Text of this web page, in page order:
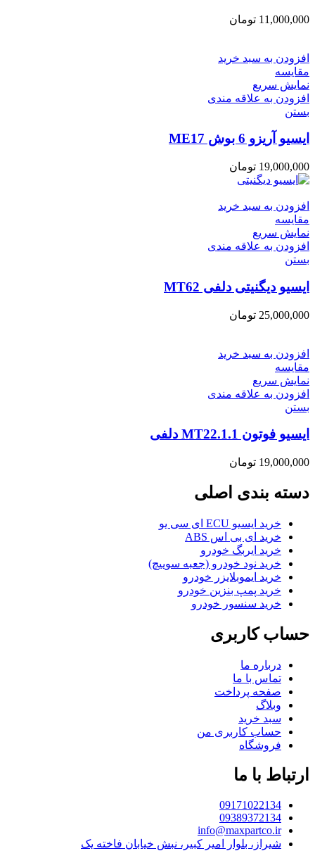
11,000,000 تومان
افزودن به سبد خرید
مقایسه
نمایش سریع
افزودن به علاقه مندی
بستن
ایسیو آریزو 6 بوش ME17
19,000,000 تومان
افزودن به سبد خرید
مقایسه
نمایش سریع
افزودن به علاقه مندی
بستن
ایسیو دیگنیتی دلفی MT62
25,000,000 تومان
افزودن به سبد خرید
مقایسه
نمایش سریع
افزودن به علاقه مندی
بستن
ایسیو فوتون MT22.1.1 دلفی
19,000,000 تومان
دسته بندی اصلی
خرید ایسیو ECU ای سی یو
خرید ای بی اس ABS
خرید ایربگ خودرو
خرید نود خودرو (جعبه سوییچ)
خرید ایموبلایزر خودرو
خرید پمپ بنزین خودرو
خرید سنسور خودرو
حساب کاربری
درباره ما
تماس با ما
صفحه پرداخت
وبلاگ
سبد خرید
حساب کاربری من
فروشگاه
ارتباط با ما
09171022134
09389372134
info@maxpartco.ir
شیراز، بلوار امیر کبیر، نبش خیابان فاخته یک